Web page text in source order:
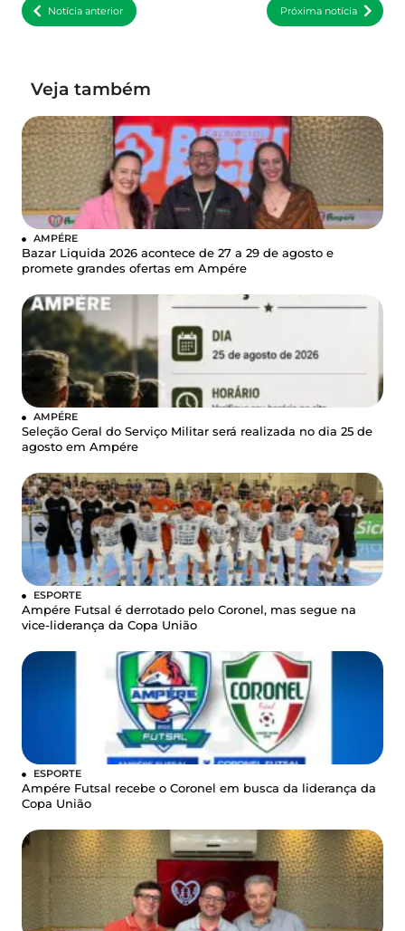
Notícia anterior Próxima notícia
Veja também
AMPÉRE
Bazar Liquida 2026 acontece de 27 a 29 de agosto e
promete grandes ofertas em Ampére
AMPÉRE
Seleção Geral do Serviço Militar será realizada no dia 25 de
agosto em Ampére
ESPORTE
Ampére Futsal é derrotado pelo Coronel, mas segue na
vice-liderança da Copa União
ESPORTE
Ampére Futsal recebe o Coronel em busca da liderança da
Copa União